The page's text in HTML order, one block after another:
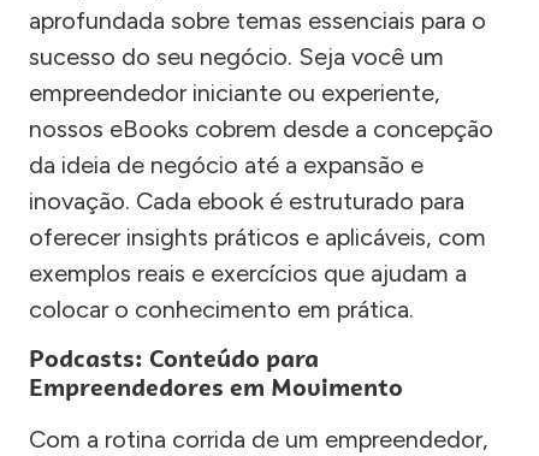
aprofundada sobre temas essenciais para o
sucesso do seu negócio. Seja você um
empreendedor iniciante ou experiente,
nossos eBooks cobrem desde a concepção
da ideia de negócio até a expansão e
inovação. Cada ebook é estruturado para
oferecer insights práticos e aplicáveis, com
exemplos reais e exercícios que ajudam a
colocar o conhecimento em prática.
Podcasts: Conteúdo para
Empreendedores em Movimento
Com a rotina corrida de um empreendedor,